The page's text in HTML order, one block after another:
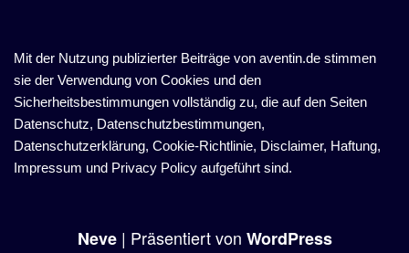
Mit der Nutzung publizierter Beiträge von aventin.de stimmen
sie der Verwendung von Cookies und den
Sicherheitsbestimmungen vollständig zu, die auf den Seiten
Datenschutz, Datenschutzbestimmungen,
Datenschutzerklärung, Cookie-Richtlinie, Disclaimer, Haftung,
Impressum und Privacy Policy aufgeführt sind.
Neve| Präsentiert von WordPress